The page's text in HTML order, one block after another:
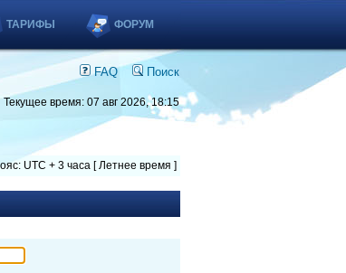
ТАРИФЫ ФОРУМ
FAQ Поиск
Текущее время: 07 авг 2026, 18:15
UTC + 3 часа [ Летнее время ]